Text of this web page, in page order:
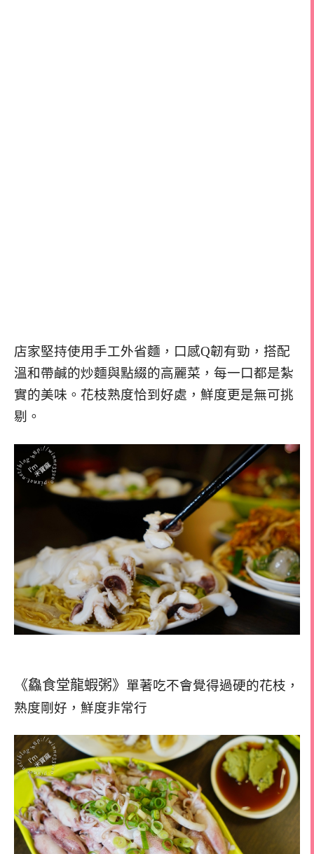
店家堅持使用手工外省麵，口感Q韌有勁，搭配
溫和帶鹹的炒麵與點綴的高麗菜，每一口都是紮
實的美味。花枝熟度恰到好處，鮮度更是無可挑
剔。
《鱻食堂龍蝦粥》 單著吃不會覺得過硬的花枝，
熟度剛好，鮮度非常行